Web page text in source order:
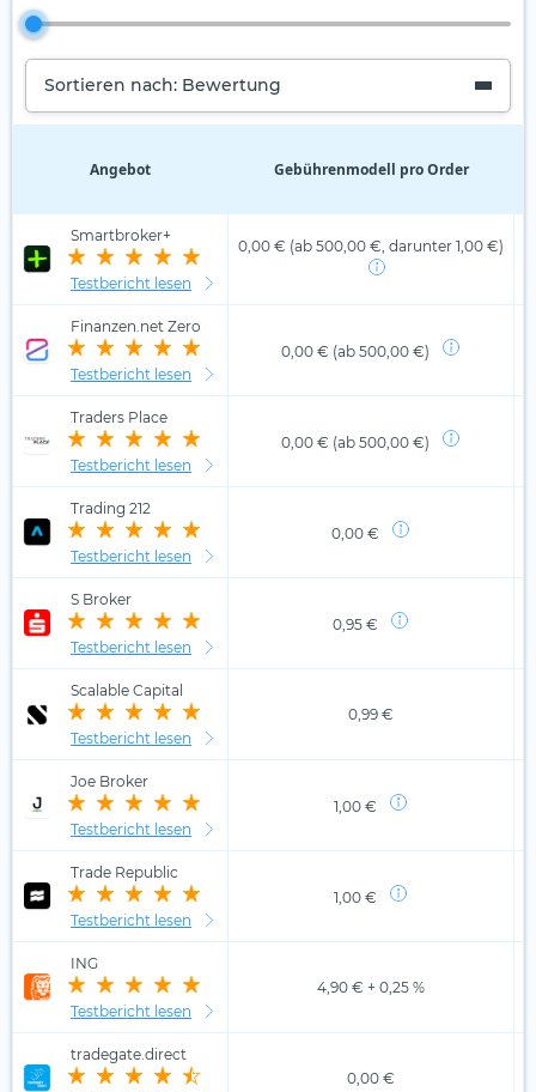
Sortieren nach: Bewertung
Angebot Gebührenmodell pro Order
Smartbroker+
Testbericht lesen
0,00 € (ab 500,00 €, darunter 1,00 €)
Finanzen.net Zero
Testbericht lesen
0,00 € (ab 500,00 €)
Traders Place
Testbericht lesen
0,00 € (ab 500,00 €)
Trading 212
Testbericht lesen
0,00 €
S Broker
Testbericht lesen
0,95 €
Scalable Capital
Testbericht lesen
0,99 €
Joe Broker
Testbericht lesen
1,00 €
Trade Republic
Testbericht lesen
1,00 €
ING
Testbericht lesen
4,90 € + 0,25 %
tradegate.direct
0,00 €